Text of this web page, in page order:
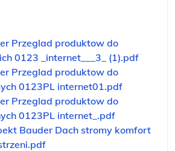
Przeglad produktow do
0123 _internet___3_ (1).pdf
Przeglad produktow do
0123PL internet01.pdf
Przeglad produktow do
0123PL internet_.pdf
Bauder Dach stromy komfort